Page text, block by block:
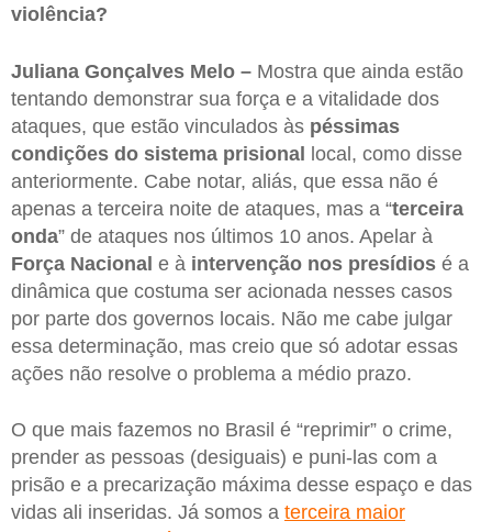
violência?
Juliana Gonçalves Melo – Mostra que ainda estão
tentando demonstrar sua força e a vitalidade dos
ataques, que estão vinculados às péssimas
condições do sistema prisional local, como disse
anteriormente. Cabe notar, aliás, que essa não é
apenas a terceira noite de ataques, mas a “terceira
onda” de ataques nos últimos 10 anos. Apelar à
Força Nacional e à intervenção nos presídios é a
dinâmica que costuma ser acionada nesses casos
por parte dos governos locais. Não me cabe julgar
essa determinação, mas creio que só adotar essas
ações não resolve o problema a médio prazo.
O que mais fazemos no Brasil é “reprimir” o crime,
prender as pessoas (desiguais) e puni-las com a
prisão e a precarização máxima desse espaço e das
vidas ali inseridas. Já somos a terceira maior